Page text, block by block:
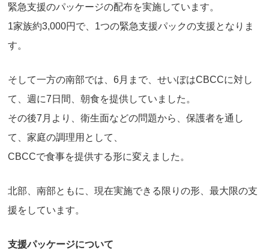
緊急支援のパッケージの配布を実施しています。
1家族約3,000円で、1つの緊急支援パックの支援となりま
す。
そして一方の南部では、6月まで、せいぼはCBCCに対し
て、週に7日間、朝食を提供していました。
その後7月より、衛生面などの問題から、保護者を通し
て、家庭の調理用として、
CBCCで食事を提供する形に変えました。
北部、南部ともに、現在実施できる限りの形、最大限の支
援をしています。
支援パッケージについて